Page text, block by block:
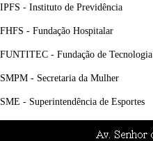
IPFS - Instituto de Previdência
FHFS - Fundação Hospitalar
FUNTITEC - Fundação de Tecnologia
SMPM - Secretaria da Mulher
SME - Superintendência de Esportes